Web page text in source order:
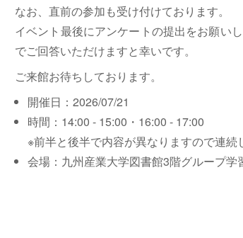
なお、直前の参加も受け付けております。
イベント最後にアンケートの提出をお願い
でご回答いただけますと幸いです。
ご来館お待ちしております。
開催日：2026/07/21
時間：14:00 - 15:00・16:00 - 17:00
※前半と後半で内容が異なりますので連続
会場：九州産業大学図書館3階グループ学